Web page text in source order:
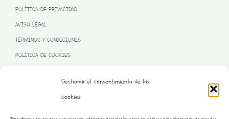
Gestionar el consentimiento de las
cookies
POLÍTICA DE PRIVACIDAD
AVISO LEGAL
TÉRMINOS Y CONDICIONES
POLÍTICA DE COOKIES